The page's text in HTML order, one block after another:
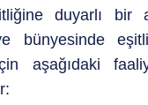
duyarlı bir
bünyesinde
aşağıdaki